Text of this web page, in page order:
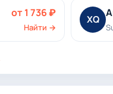
от 1 736 ₽
Найти →
XQ